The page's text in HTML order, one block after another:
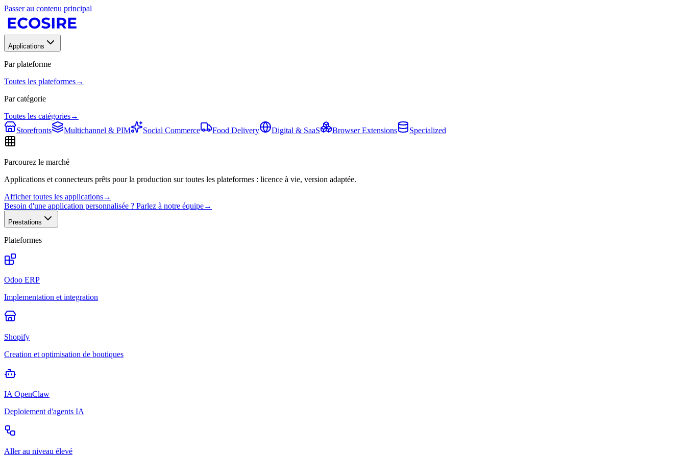
Passer au contenu principal
Applications
Par plateforme
Toutes les plateformes→
Par catégorie
Toutes les catégories→
Storefronts
Multichannel & PIM Social Commerce Food Delivery Digital & SaaS Browser Extensions Specialized
Parcourez le marché
Applications et connecteurs prêts pour la production sur toutes les plateformes : licence à vie, version adaptée.
Afficher toutes les applications→
Besoin d'une application personnalisée ? Parlez à notre équipe→
Prestations
Plateformes
Odoo ERP
Implementation et integration
Shopify
Creation et optimisation de boutiques
IA OpenClaw
Deploiement d'agents IA
Aller au niveau élevé